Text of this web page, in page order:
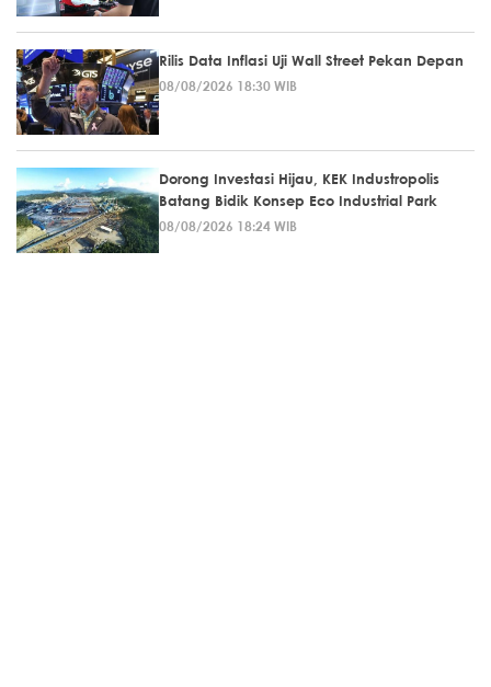
Rilis Data Inflasi Uji Wall Street Pekan Depan
08/08/2026 18:30 WIB
Dorong Investasi Hijau, KEK Industropolis
Batang Bidik Konsep Eco Industrial Park
08/08/2026 18:24 WIB